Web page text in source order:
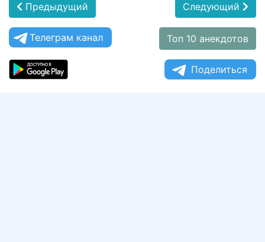
Предыдущий Следующий
Телеграм канал Топ 10 анекдотов
Поделиться